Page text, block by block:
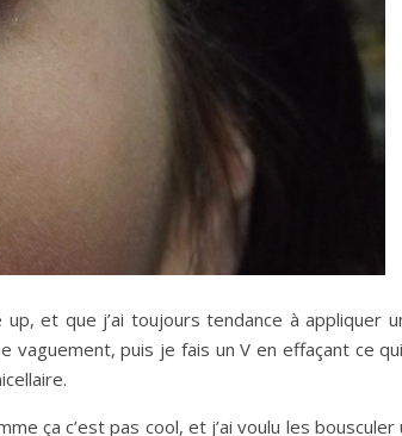
et que j’ai toujours tendance à appliquer
vaguement, puis je fais un V en effaçant ce
ça c’est pas cool, et j’ai voulu les bousculer